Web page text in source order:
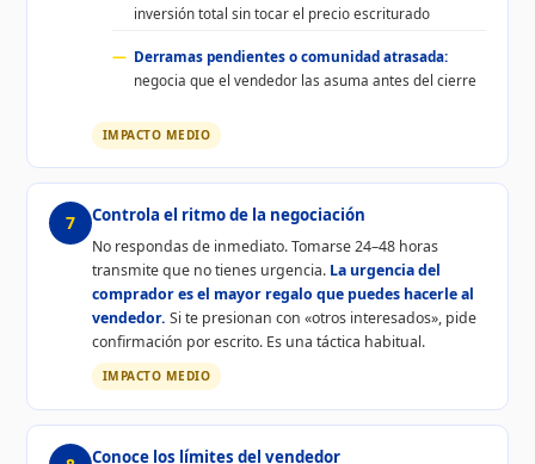
inversión total sin tocar el precio escriturado
Derramas pendientes o comunidad atrasada:
negocia que el vendedor las asuma antes del cierre
IMPACTO MEDIO
7 Controla el ritmo de la negociación
No respondas de inmediato. Tomarse 24–48 horas
transmite que no tienes urgencia. La urgencia del
comprador es el mayor regalo que puedes hacerle al
vendedor. Si te presionan con «otros interesados», pide
confirmación por escrito. Es una táctica habitual.
IMPACTO MEDIO
Conoce los límites del vendedor